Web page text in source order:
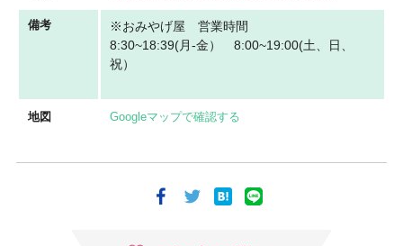
備考
※おみやげ屋 営業時間
8:30~18:39(月-金） 8:00~19:00(土、日、
祝）
地図 Googleマップで確認する